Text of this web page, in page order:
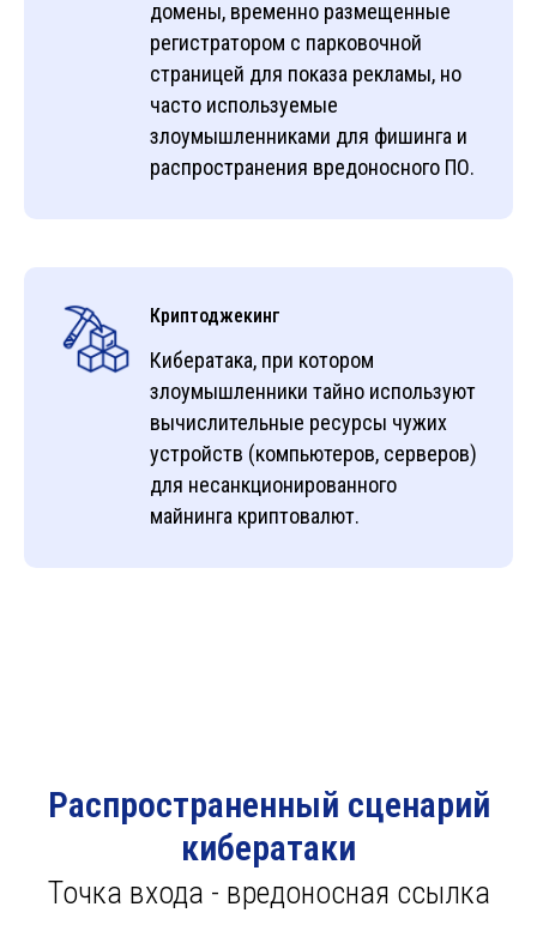
домены, временно размещенные
регистратором с парковочной
страницей для показа рекламы, но
часто используемые
злоумышленниками для фишинга и
распространения вредоносного ПО.
Криптоджекинг
Кибератака, при котором
злоумышленники тайно используют
вычислительные ресурсы чужих
устройств (компьютеров, серверов)
для несанкционированного
майнинга криптовалют.
Распространенный сценарий
кибератаки
Точка входа - вредоносная ссылка